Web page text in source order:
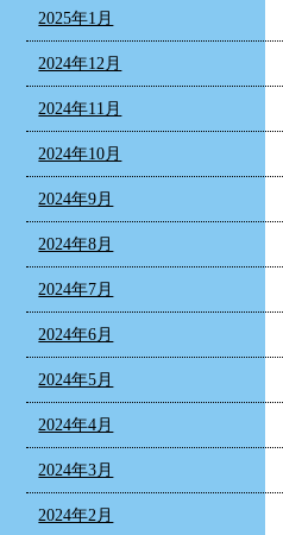
2025年1月
2024年12月
2024年11月
2024年10月
2024年9月
2024年8月
2024年7月
2024年6月
2024年5月
2024年4月
2024年3月
2024年2月